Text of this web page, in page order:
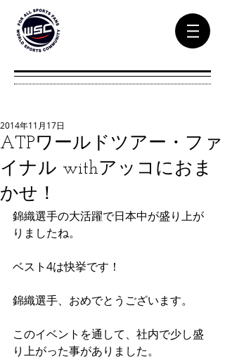
ATPワールドツアー・ファ
イナル withアッコにおま
かせ！
2014年11月17日
錦織選手の大活躍で日本中が盛り上が
りましたね。
ベスト4は快挙です！
錦織選手、おめでとうございます。
このイベントを通して、社内で少し盛
り上がった事がありました。